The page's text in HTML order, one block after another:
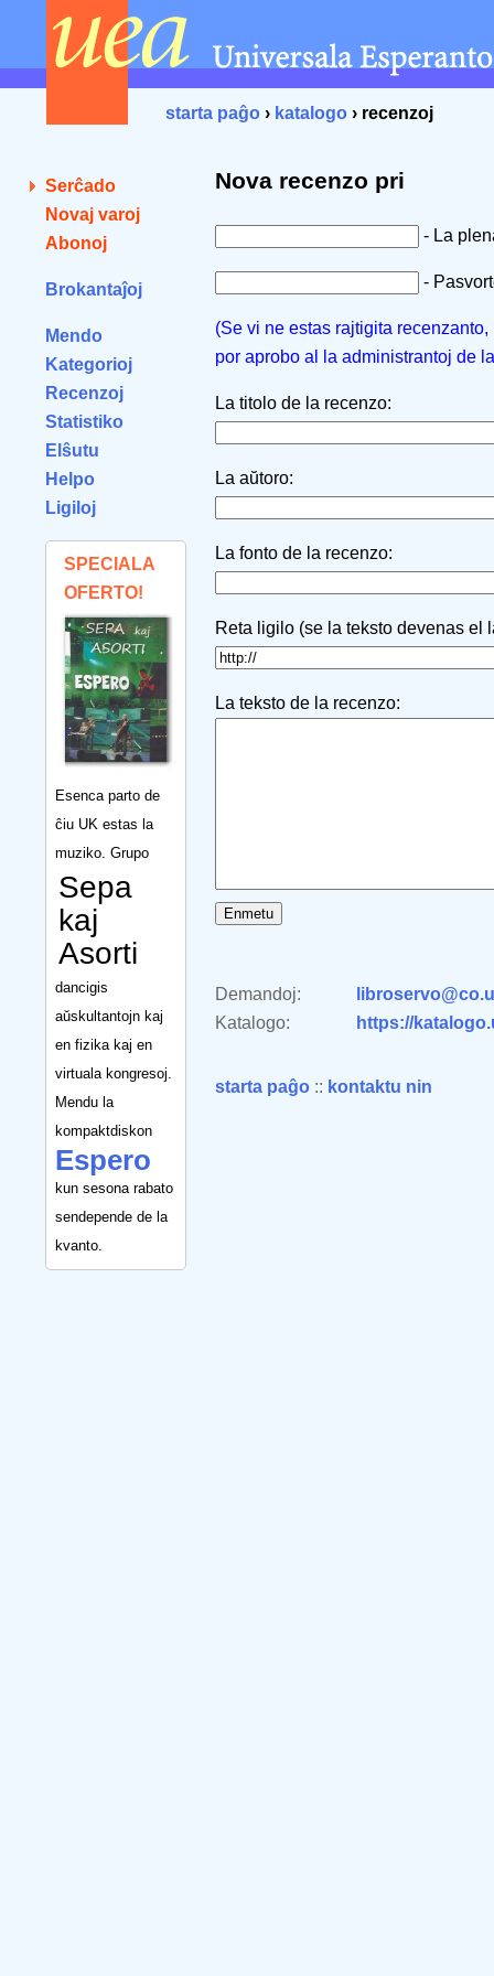
starta paĝo › katalogo › recenzoj
Serĉado
Novaj varoj
Abonoj
Brokantaĵoj
Mendo
Kategorioj
Recenzoj
Statistiko
Elŝutu
Helpo
Ligiloj
SPECIALA
OFERTO!
Esenca parto de
ĉiu UK estas la
muziko. Grupo
Sepa
kaj
Asorti
dancigis
aŭskultantojn kaj
en fizika kaj en
virtuala kongresoj.
Mendu la
kompaktdiskon
Espero
kun sesona rabato
sendepende de la
kvanto.
Nova recenzo pri
- La
-
(Se vi ne estas rajtigita
por aprobo al la administrantoj de
La titolo de la recenzo:
La aŭtoro:
La fonto de la recenzo:
Reta ligilo (se la teksto devenas el
La teksto de la recenzo:
Demandoj:
Katalogo:
https://
starta paĝo :: kontaktu nin